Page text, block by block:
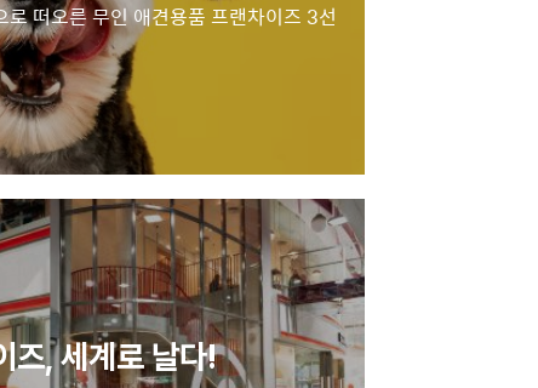
떠오른 무인 애견용품 프랜차이즈 3선
즈, 세계로 날다!